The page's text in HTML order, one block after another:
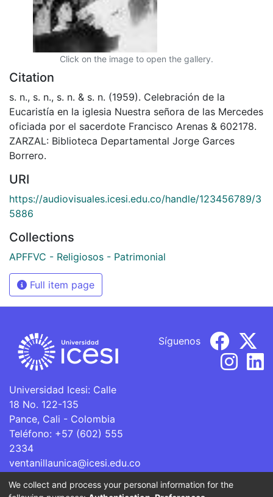
Click on the image to open the gallery.
Citation
s. n., s. n., s. n. & s. n. (1959). Celebración de la
Eucaristía en la iglesia Nuestra señora de las Mercedes
oficiada por el sacerdote Francisco Arenas & 602178.
ZARZAL: Biblioteca Departamental Jorge Garces
Borrero.
URI
https://audiovisuales.icesi.edu.co/handle/123456789/3
5886
Collections
APFFVC - Religiosos - Patrimonial
Full item page
Universidad Icesi: Calle
18 No. 122-135
Pance, Cali - Colombia
Teléfono: +57 (602) 555
2334
ventanillaunica@icesi.edu.co
Síguenos
La Universidad Icesi es una Institución de Educación
We collect and process your personal information for the